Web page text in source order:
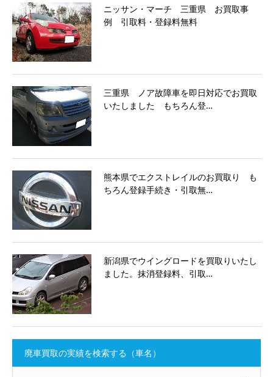
ニッサン・マーチ 三重県 お買取事
例 引取料・登録料無料
三重県 ノア故障車を即日対応でお買取
いたしました もちろん登…
熊本県でエクストレイルのお買取り も
ちろん登録手続き・引取無…
新潟県でウイングロードを買取りいたし
ました。抹消登録料、引取…
廃車買取の実績を検索する（車名）